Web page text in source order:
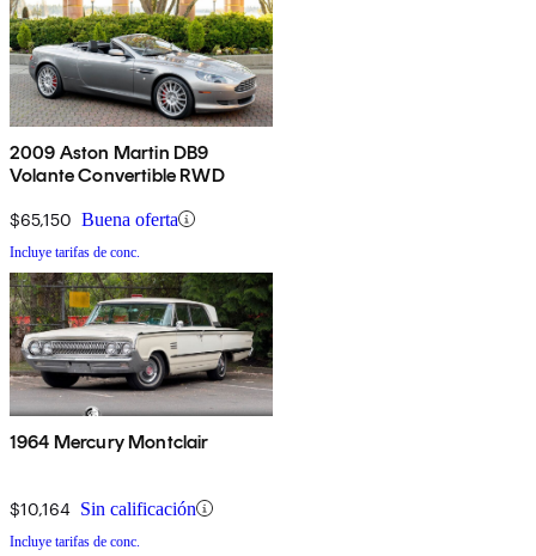
2009 Aston Martin DB9
Volante Convertible RWD
$65,150 Buena oferta
Incluye tarifas de conc.
1964 Mercury Montclair
$10,164 Sin calificación
Incluye tarifas de conc.